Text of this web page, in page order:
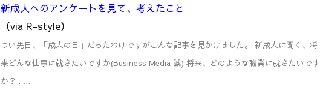
新成人へのアンケートを見て、考えたこと
（via R-style）
つい先日、「成人の日」だったわけですがこんな記事を見かけました。 新成人に聞く、将
来どんな仕事に就きたいですか(Business Media 誠) 将来、どのような職業に就きたいです
か？ . …